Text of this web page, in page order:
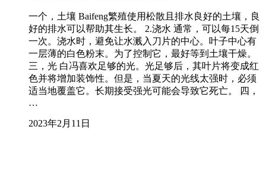
一个，土壤 Baifeng繁殖使用松散且排水良好的土壤，良
好的排水可以帮助其生长。 2.浇水 通常，可以每15天倒
一次。浇水时，避免让水溅入刀片的中心。叶子中心有
一层薄的白色粉末。为了控制它，最好等到土壤干燥。
三，光 白冯喜欢足够的光。光足够后，其叶片将变成红
色并将增加装饰性。但是，当夏天的光线太强时，必须
适当地覆盖它。长期接受强光可能会导致它死亡。 四，
…
2023年2月11日